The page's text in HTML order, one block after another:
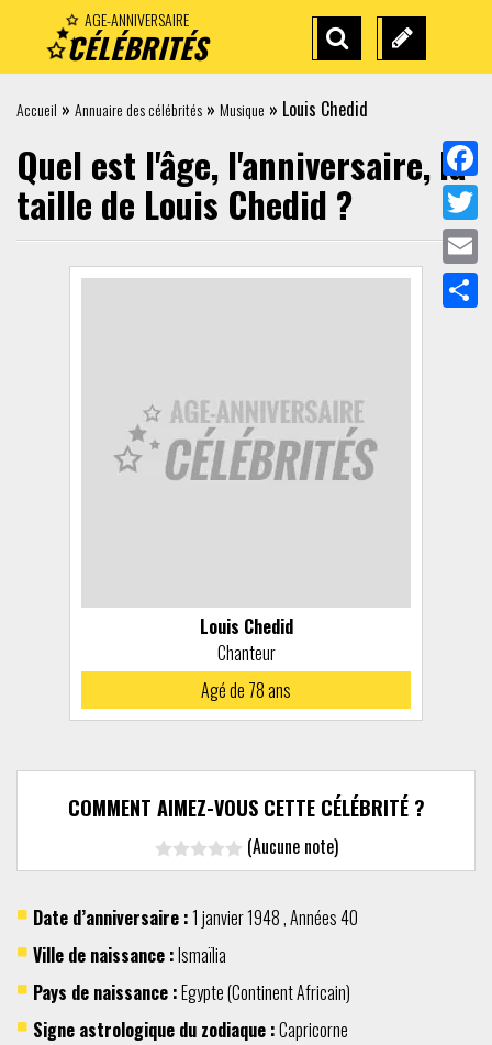
AGE-ANNIVERSAIRE
CÉLÉBRITÉS
RECHERCHE SUGGÉREZ
Accueil » Annuaire des célébrités » Musique » Louis Chedid
Quel est l'âge, l'anniversaire, la
taille de Louis Chedid ?
Louis Chedid
Chanteur
Agé de 78 ans
COMMENT AIMEZ-VOUS CETTE CÉLÉBRITÉ ?
(Aucune note)
Date d’anniversaire :1 janvier1948,Années 40
Ville de naissance :Ismaïlia
Pays de naissance :Egypte(ContinentAfricain)
Signe astrologique du zodiaque :Capricorne